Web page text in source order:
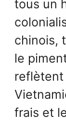
tous un
chinois,
le
frais et